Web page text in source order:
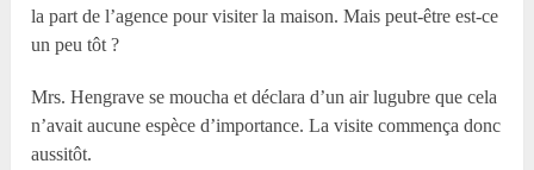
la part de l’agence pour visiter la maison. Mais peut-être est-ce
un peu tôt ?
Mrs. Hengrave se moucha et déclara d’un air lugubre que cela
n’avait aucune espèce d’importance. La visite commença donc
aussitôt.